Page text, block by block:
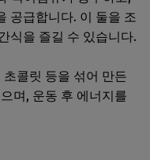
공급합니다. 이 둘을 조
식을 즐길 수 있습니다.
콜릿 등을 섞어 만든
며, 운동 후 에너지를